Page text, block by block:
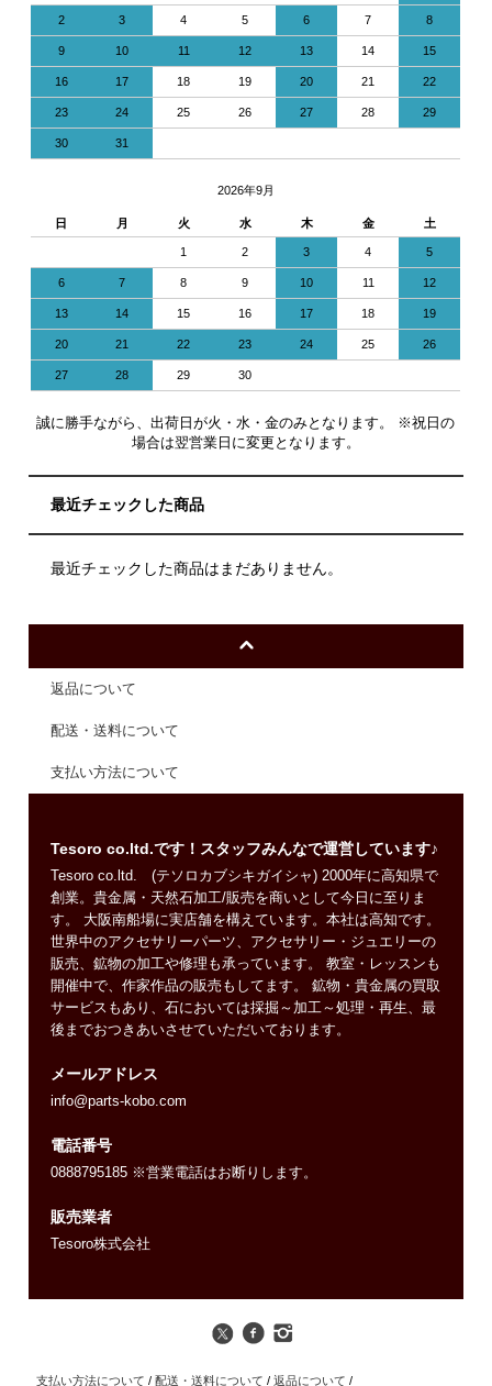
2 3 4 5 6 7 8
9 10 11 12 13 14 15
16 17 18 19 20 21 22
23 24 25 26 27 28 29
30 31
2026年9月
日 月 火 水 木 金 土
1 2 3 4 5
6 7 8 9 10 11 12
13 14 15 16 17 18 19
20 21 22 23 24 25 26
27 28 29 30
誠に勝手ながら、出荷日が火・水・金のみとなります。 ※祝日の
場合は翌営業日に変更となります。
最近チェックした商品
最近チェックした商品はまだありません。
返品について
配送・送料について
支払い方法について
Tesoro co.ltd.です！スタッフみんなで運営しています♪
Tesoro co.ltd. (テソロカブシキガイシャ) 2000年に高知県で
創業。貴金属・天然石加工/販売を商いとして今日に至りま
す。 大阪南船場に実店舗を構えています。本社は高知です。
世界中のアクセサリーパーツ、アクセサリー・ジュエリーの
販売、鉱物の加工や修理も承っています。 教室・レッスンも
開催中で、作家作品の販売もしてます。 鉱物・貴金属の買取
サービスもあり、石においては採掘～加工～処理・再生、最
後までおつきあいさせていただいております。
メールアドレス
info@parts-kobo.com
電話番号
0888795185 ※営業電話はお断りします。
販売業者
Tesoro株式会社
支払い方法について / 配送・送料について / 返品について /